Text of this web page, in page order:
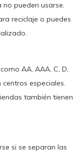
pueden usarse,
reciclaje o puedes
AA, AAA, C, D,
especiales.
también tienen
si se separan las